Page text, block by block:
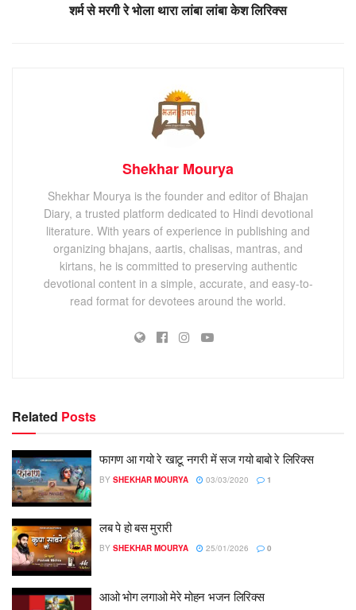
शर्म से मरगी रे भोला थारा लांबा लांबा केश लिरिक्स
Shekhar Mourya
Shekhar Mourya is the founder and editor of Bhajan
Diary, a trusted platform dedicated to Hindi devotional
literature. With years of experience in publishing and
organizing bhajans, aartis, chalisas, mantras, and
kirtans, he is committed to preserving authentic
devotional content in a simple, accurate, and easy-to-
read format for devotees around the world.
Related Posts
फागण आ गयो रे खाटू नगरी में सज गयो बाबो रे लिरिक्स
BY SHEKHAR MOURYA 03/03/2020 1
लब पे हो बस मुरारी
BY SHEKHAR MOURYA 25/01/2026 0
आओ भोग लगाओ मेरे मोहन भजन लिरिक्स